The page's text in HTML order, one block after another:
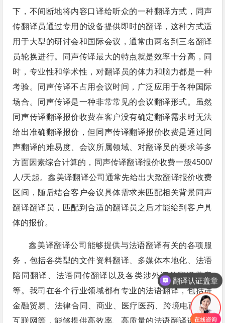
下，不间断地将内容口译给听众的一种翻译方式，同声
传翻译员通过专用的设备提供即时的翻译，这种方式适
用于大型的研讨会和国际会议，通常由两名到三名翻译
员轮换进行。同声传译最大的特点就是效率十分高，同
时，专业性和学术性，对翻译员的体力和脑力都是一种
考验。同声传译不占用会议时间，广泛应用于各种国际
场合。同声传译是一种非常常见的会议翻译形式。虽然
同声传译翻译报价收费在客户没有确定翻译需求时无法
给出准确翻译报价，但同声传译翻译报价收费是通过同
声翻译的难易度、会议所属领域、对翻译员的要求等多
方面因素综合计算的，同声传译翻译报价收费一般4500/
人/天起。鑫美译翻译公司通常先给出大致翻译报价收费
区间，随后结合客户会议具体需求来匹配相关背景同声
翻译翻译员，匹配到合适的翻译员之后才能给到客户具
体的报价。
鑫美译翻译公司能够提供与法语翻译有关的各项服
务，包括各类型的文件资料翻译、多媒体本地化、法语
陪同翻译、法语同传翻译以及各类涉外证件翻译盖章
等。我司在各个行业领域都有专业的法语翻译，包括进
金融贸易、法律合同、商业、医疗医药、跨境电商、IT
互联网等，能够提供高效率、高质量的法语翻译语言服
翻译认证盖章